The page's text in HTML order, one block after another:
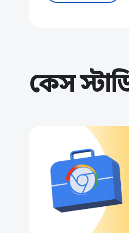
কেস